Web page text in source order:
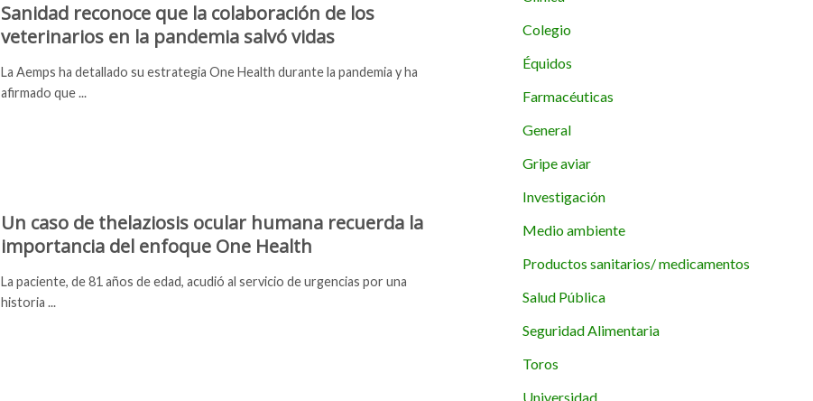
Sanidad reconoce que la colaboración de los
veterinarios en la pandemia salvó vidas
La Aemps ha detallado su estrategia One Health durante la pandemia y ha
afirmado que ...
Un caso de thelaziosis ocular humana recuerda la
importancia del enfoque One Health
La paciente, de 81 años de edad, acudió al servicio de urgencias por una
historia ...
Colegio
Équidos
Farmacéuticas
General
Gripe aviar
Investigación
Medio ambiente
Productos sanitarios/ medicamentos
Salud Pública
Seguridad Alimentaria
Toros
Universidad